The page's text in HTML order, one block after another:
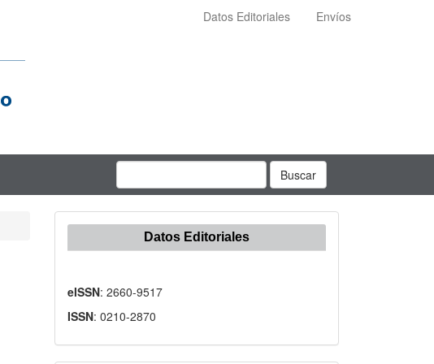
Datos Editoriales Envíos
Buscar
Datos Editoriales
eISSN: 2660-9517
ISSN: 0210-2870